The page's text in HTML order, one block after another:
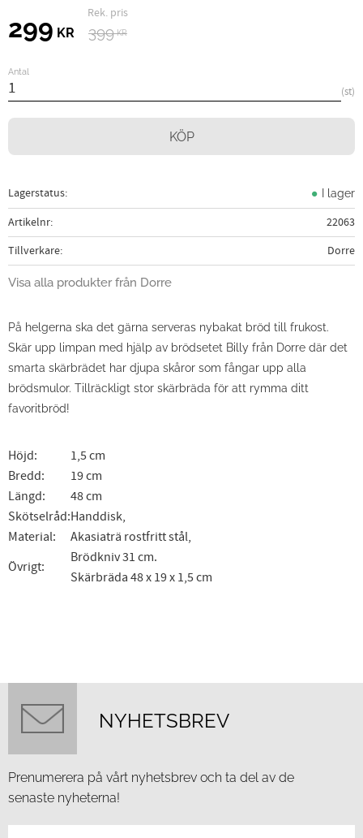
Nedsatt pris:
299 KR
Ordinarie pris:
399KR
Antal
st
KÖP
Lagerstatus I lager
Artikelnr
22063
Tillverkare
Dorre
Visa alla produkter från Dorre
På helgerna ska det gärna serveras nybakat bröd till frukost.
Skär upp limpan med hjälp av brödsetet Billy från Dorre där det
smarta skärbrädet har djupa skåror som fångar upp alla
brödsmulor. Tillräckligt stor skärbräda för att rymma ditt
favoritbröd!
Höjd:
1,5 cm
Bredd:
19 cm
Längd:
48 cm
Skötselråd:Handdisk,
Material:
Akasiaträ rostfritt stål,
Övrigt:
Brödkniv 31 cm.
Skärbräda 48 x 19 x 1,5 cm
NYHETSBREV
Prenumerera på vårt nyhetsbrev och ta del av de
senaste nyheterna!